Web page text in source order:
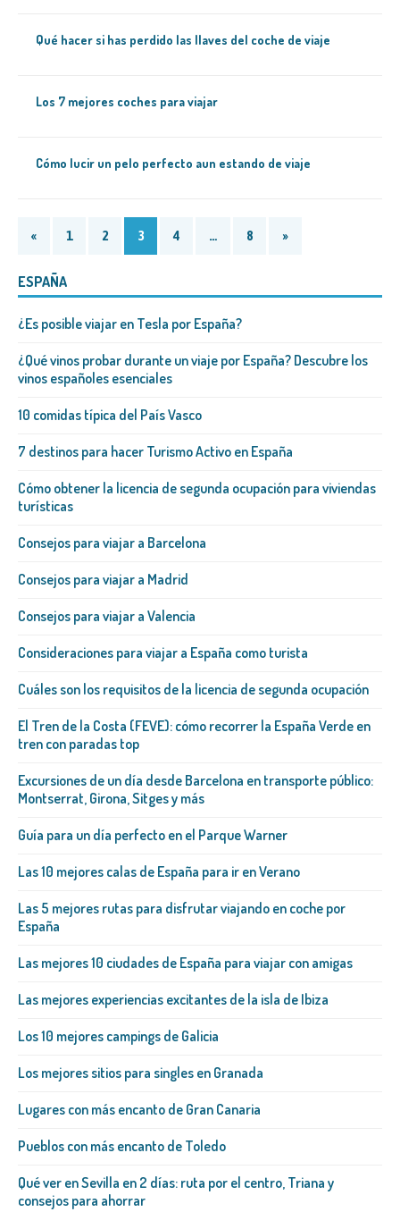
Qué hacer si has perdido las llaves del coche de viaje
Los 7 mejores coches para viajar
Cómo lucir un pelo perfecto aun estando de viaje
« 1 2 3 4 … 8 »
ESPAÑA
¿Es posible viajar en Tesla por España?
¿Qué vinos probar durante un viaje por España? Descubre los
vinos españoles esenciales
10 comidas típica del País Vasco
7 destinos para hacer Turismo Activo en España
Cómo obtener la licencia de segunda ocupación para viviendas
turísticas
Consejos para viajar a Barcelona
Consejos para viajar a Madrid
Consejos para viajar a Valencia
Consideraciones para viajar a España como turista
Cuáles son los requisitos de la licencia de segunda ocupación
El Tren de la Costa (FEVE): cómo recorrer la España Verde en
tren con paradas top
Excursiones de un día desde Barcelona en transporte público:
Montserrat, Girona, Sitges y más
Guía para un día perfecto en el Parque Warner
Las 10 mejores calas de España para ir en Verano
Las 5 mejores rutas para disfrutar viajando en coche por
España
Las mejores 10 ciudades de España para viajar con amigas
Las mejores experiencias excitantes de la isla de Ibiza
Los 10 mejores campings de Galicia
Los mejores sitios para singles en Granada
Lugares con más encanto de Gran Canaria
Pueblos con más encanto de Toledo
Qué ver en Sevilla en 2 días: ruta por el centro, Triana y
consejos para ahorrar